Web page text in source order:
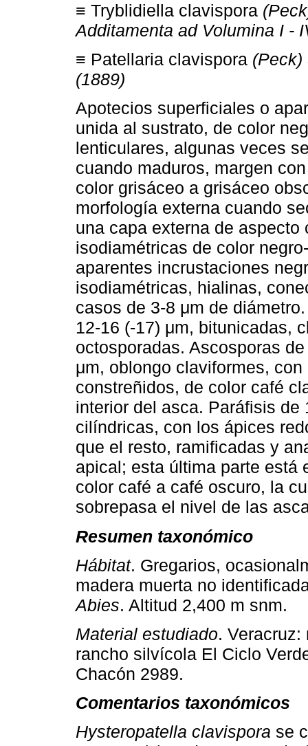
≡ Tryblidiella clavispora
Additamenta ad Volumina I -
≡ Patellaria clavispora (Peck)
(1889)
Apotecios superficiales o
unida al sustrato, de color
lenticulares, algunas veces
cuando maduros, margen
color grisáceo a grisáceo
morfología externa cuando
una capa externa de
isodiamétricas de color
aparentes incrustaciones
isodiamétricas, hialinas,
casos de 3-8 μm de
12-16 (-17) μm, bitunicadas,
octosporadas. Ascosporas
μm, oblongo claviformes,
constreñidos, de color café
interior del asca. Paráfisis
cilíndricas, con los ápices
que el resto, ramificadas y
apical; esta última parte está
color café a café oscuro, la
sobrepasa el nivel de las
Resumen taxonómico
Hábitat. Gregarios,
madera muerta no
Abies. Altitud 2,400 m snm.
Material estudiado.
rancho silvícola El Ciclo
Chacón 2989.
Comentarios taxonómicos
Hysteropatella clavispora se